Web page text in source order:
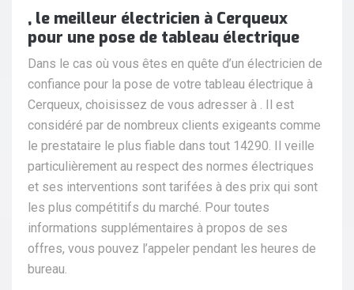
, le meilleur électricien à Cerqueux
pour une pose de tableau électrique
Dans le cas où vous êtes en quête d’un électricien de
confiance pour la pose de votre tableau électrique à
Cerqueux, choisissez de vous adresser à . Il est
considéré par de nombreux clients exigeants comme
le prestataire le plus fiable dans tout 14290. Il veille
particulièrement au respect des normes électriques
et ses interventions sont tarifées à des prix qui sont
les plus compétitifs du marché. Pour toutes
informations supplémentaires à propos de ses
offres, vous pouvez l’appeler pendant les heures de
bureau.